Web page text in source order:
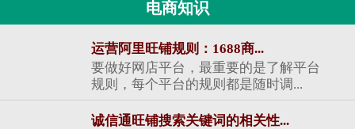
电商知识
运营阿里旺铺规则：1688商...
要做好网店平台，最重要的是了解平台
规则，每个平台的规则都是随时调...
诚信通旺铺搜索关键词的相关性...